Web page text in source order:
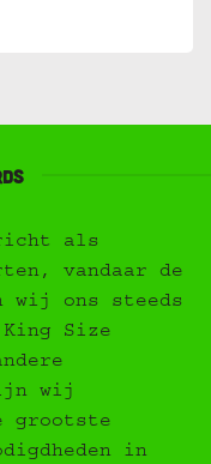
als
vandaar de
ons steeds
King Size
wij
grootste
in